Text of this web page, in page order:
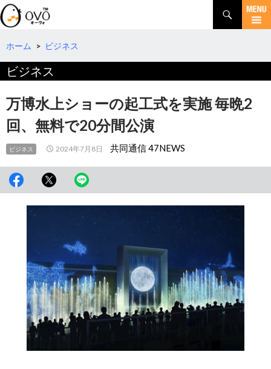
検
索
コ
テ
へ
移
動
ホーム > ビジネス
ビジネス
万博水上ショーの起工式を実施 毎晩2
回、無料で20分間公演
ビジネス 2024年7月8日 共同通信 47NEWS